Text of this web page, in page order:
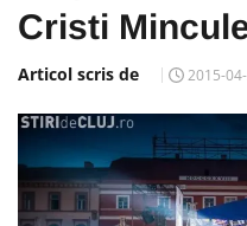
Cristi
Articol scris de 2015-